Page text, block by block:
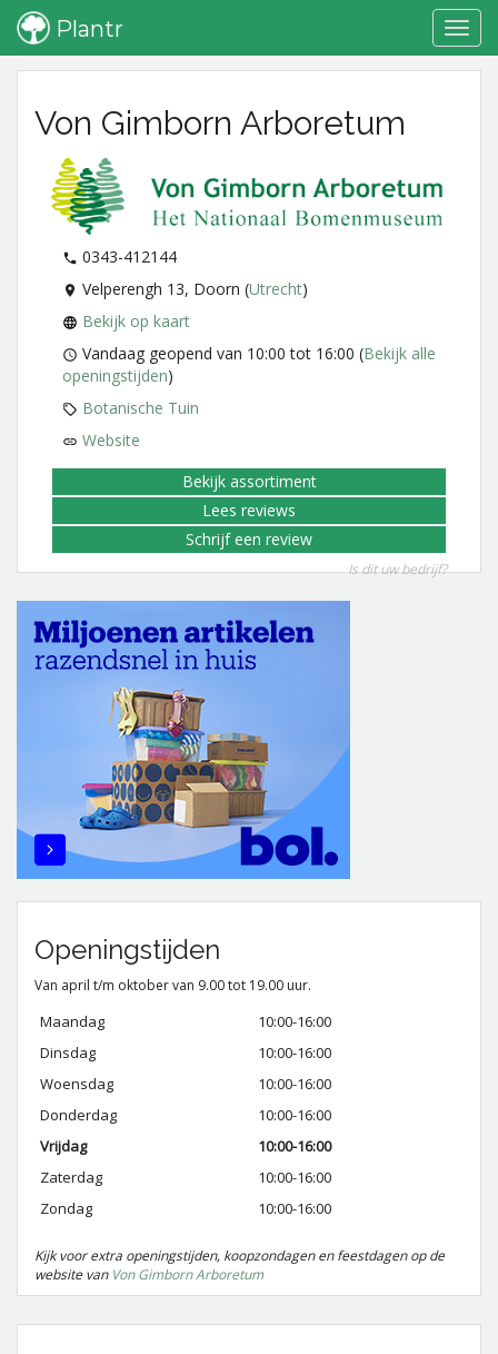
Plantr
Home Bedrijven overzicht
Von Gimborn Arboretum
0343-412144
Velperengh 13, Doorn (Utrecht)
Bekijk op kaart
Vandaag geopend van 10:00 tot 16:00 (Bekijk alle
openingstijden)
Botanische Tuin
Website
Bekijk assortiment
Lees reviews
Schrijf een review
Is dit uw bedrijf?
Openingstijden
Van april t/m oktober van 9.00 tot 19.00 uur.
Maandag
10:00-16:00
Dinsdag
10:00-16:00
Woensdag
10:00-16:00
Donderdag
10:00-16:00
Vrijdag
10:00-16:00
Zaterdag
10:00-16:00
Zondag
10:00-16:00
Kijk voor extra openingstijden, koopzondagen en feestdagen op de
website van Von Gimborn Arboretum